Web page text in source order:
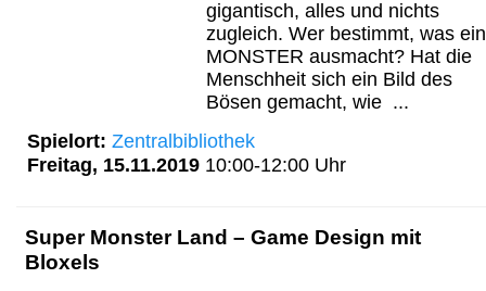
gigantisch, alles und nichts
zugleich. Wer bestimmt, was ein
MONSTER ausmacht? Hat die
Menschheit sich ein Bild des
Bösen gemacht, wie ...
Spielort: Zentralbibliothek
Freitag, 15.11.2019 10:00-12:00 Uhr
Super Monster Land – Game Design mit
Bloxels